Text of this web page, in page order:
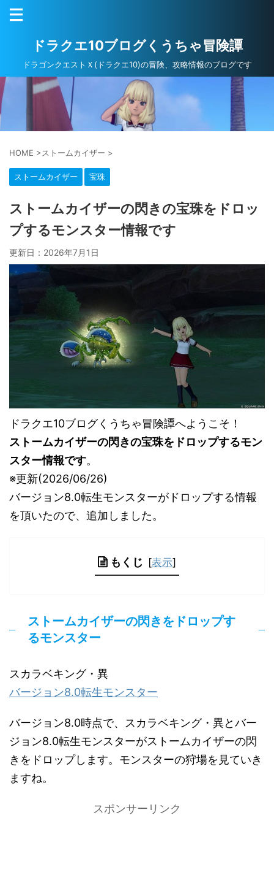
ドラクエ10ブログくうちゃ冒険譚
ドラゴンクエストＸ(ドラクエ10)の冒険、攻略情報のブログです
HOME >ストームカイザー >
ストームカイザー 宝珠
ストームカイザーの閃きの宝珠をドロッ
プするモンスター情報です
更新日： 2026年7月1日
ドラクエ10ブログくうちゃ冒険譚へようこそ！
ストームカイザーの閃きの宝珠をドロップするモン
スター情報です。
※更新(2026/06/26)
バージョン8.0転生モンスターがドロップする情報
を頂いたので、追加しました。
もくじ [表示]
ストームカイザーの閃きをドロップす
るモンスター
スカラベキング・異
バージョン8.0転生モンスター
バージョン8.0時点で、スカラベキング・異とバー
ジョン8.0転生モンスターがストームカイザーの閃
きをドロップします。モンスターの狩場を見ていき
ますね。
スポンサーリンク